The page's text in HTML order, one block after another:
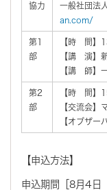
協力 一般社団
an.com/
第1
部
【時 間】
【講 演】
【講 師】
第2
部
【時 間】
【交流会】
【オブザ
【申込方法】
申込期間［8月4日